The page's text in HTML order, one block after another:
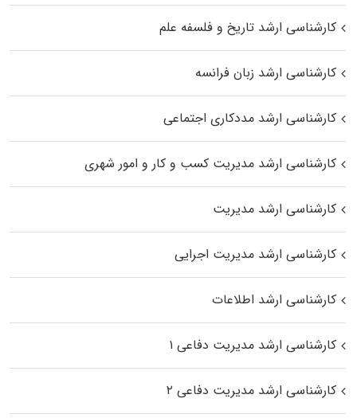
کارشناسی ارشد تاریخ و فلسفه علم
کارشناسی ارشد زبان فرانسه
کارشناسی ارشد مددکاری اجتماعی
کارشناسی ارشد مدیریت کسب و کار و امور شهری
کارشناسی ارشد مدیریت
کارشناسی ارشد مدیریت اجرایی
کارشناسی ارشد اطلاعات
کارشناسی ارشد مدیریت دفاعی ۱
کارشناسی ارشد مدیریت دفاعی ۲